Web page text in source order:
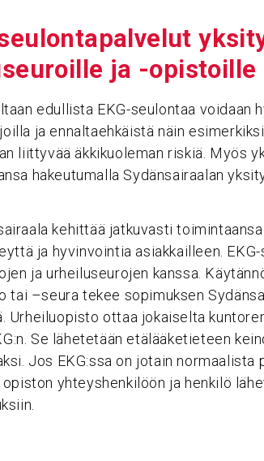
ja -opistoille
edullista EKG-seulontaa
ja ennaltaehkäistä näin
liittyvää äkkikuoleman riskiä. Myös
hakeutumalla Sydänsairaalan
kehittää jatkuvasti
ja hyvinvointia asiakkailleen.
ja urheiluseurojen kanssa.
tai –seura tekee sopimuksen
Urheiluopisto ottaa jokaiselta
Se lähetetään etälääketieteen
Jos EKG:ssa on jotain normaalista
yhteyshenkilöön ja henkilö